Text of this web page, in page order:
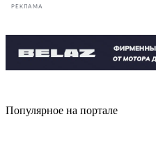
РЕКЛАМА
Популярное на портале